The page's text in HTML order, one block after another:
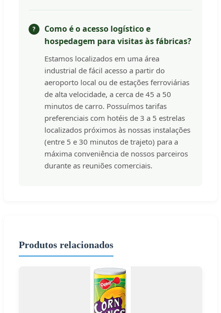
Como é o acesso logístico e
hospedagem para visitas às fábricas?
Estamos localizados em uma área
industrial de fácil acesso a partir do
aeroporto local ou de estações ferroviárias
de alta velocidade, a cerca de 45 a 50
minutos de carro. Possuímos tarifas
preferenciais com hotéis de 3 a 5 estrelas
localizados próximos às nossas instalações
(entre 5 e 30 minutos de trajeto) para a
máxima conveniência de nossos parceiros
durante as reuniões comerciais.
Produtos relacionados